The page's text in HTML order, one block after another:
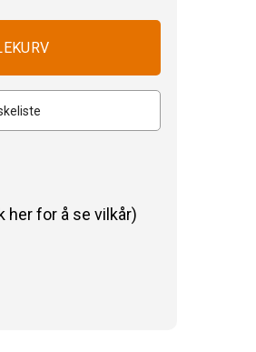
her for å se vilkår)